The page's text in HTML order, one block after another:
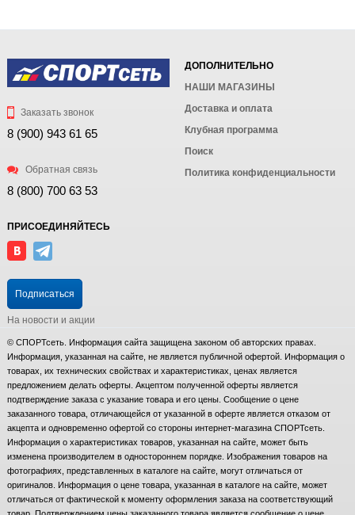
Заказать звонок
8 (900) 943 61 65
Обратная связь
8 (800) 700 63 53
ДОПОЛНИТЕЛЬНО
НАШИ МАГАЗИНЫ
Доставка и оплата
Клубная программа
Поиск
Политика конфиденциальности
ПРИСОЕДИНЯЙТЕСЬ
Подписаться
На новости и акции
© СПОРТсеть. Информация сайта защищена законом об авторских правах.
Информация, указанная на сайте, не является публичной офертой. Информация о
товарах, их технических свойствах и характеристиках, ценах является
предложением делать оферты. Акцептом полученной оферты является
подтверждение заказа с указание товара и его цены. Сообщение о цене
заказанного товара, отличающейся от указанной в оферте является отказом от
акцепта и одновременно офертой со стороны интернет-магазина СПОРТсеть.
Информация о характеристиках товаров, указанная на сайте, может быть
изменена производителем в одностороннем порядке. Изображения товаров на
фотографиях, представленных в каталоге на сайте, могут отличаться от
оригиналов. Информация о цене товара, указанная в каталоге на сайте, может
отличаться от фактической к моменту оформления заказа на соответствующий